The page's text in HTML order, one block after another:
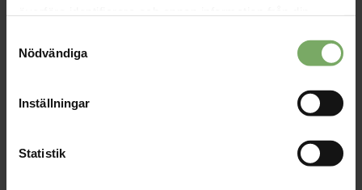
området. Du godkänner våra cookies vid fortsatt
Nödvändiga
Inställningar
Statistik
Veronica Magnusson
, förbundsordförande, Fackförbundet
Joel Larsson